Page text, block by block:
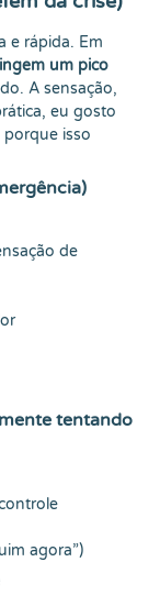
e rápida. Em
um pico
A sensação,
eu gosto
porque isso
de
tentando
agora”)